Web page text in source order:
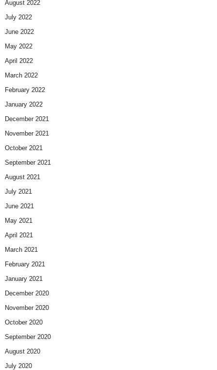
August 2022
July 2022
June 2022
May 2022
April 2022
March 2022
February 2022
January 2022
December 2021
November 2021
October 2021
September 2021
August 2021
July 2021
June 2021
May 2021
April 2021
March 2021
February 2021
January 2021
December 2020
November 2020
October 2020
September 2020
August 2020
July 2020